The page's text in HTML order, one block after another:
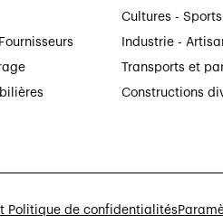
Cultures -
Industrie -
Transports et
Constructions
Politique de confidentialités